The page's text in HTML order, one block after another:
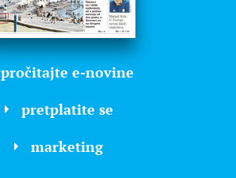
pročitajte e-novine
pretplatite se
marketing